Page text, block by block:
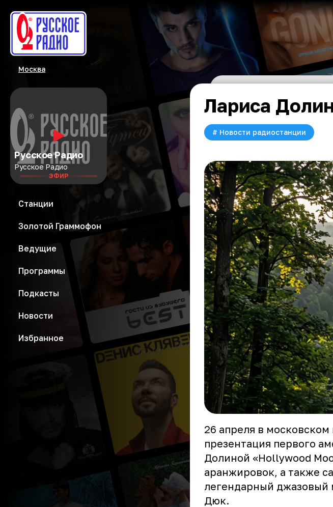
Москва
Русское Радио
Русское Радио
ЭФИР
Станции
Золотой Граммофон
Ведущие
Программы
Подкасты
Новости
Избранное
Лариса
# Новости радиостанции
26 апреля в московском
презентация первого
Долиной «Hollywood
аранжировок, а также
легендарный
Дюк.